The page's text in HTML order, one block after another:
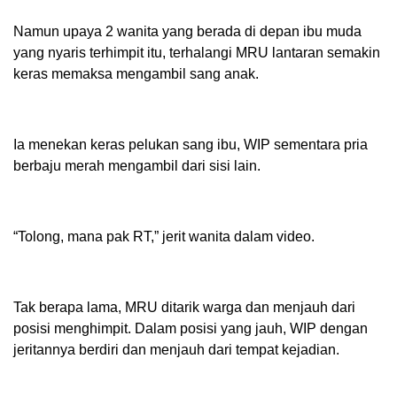
Namun upaya 2 wanita yang berada di depan ibu muda
yang nyaris terhimpit itu, terhalangi MRU lantaran semakin
keras memaksa mengambil sang anak.
Ia menekan keras pelukan sang ibu, WIP sementara pria
berbaju merah mengambil dari sisi lain.
“Tolong, mana pak RT,” jerit wanita dalam video.
Tak berapa lama, MRU ditarik warga dan menjauh dari
posisi menghimpit. Dalam posisi yang jauh, WIP dengan
jeritannya berdiri dan menjauh dari tempat kejadian.